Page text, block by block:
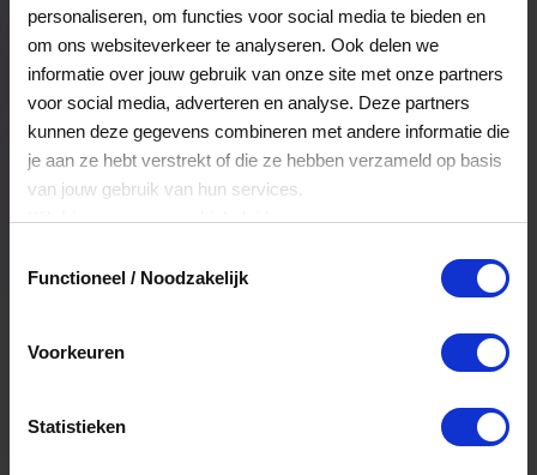
personaliseren, om functies voor social media te bieden en
om ons websiteverkeer te analyseren. Ook delen we
informatie over jouw gebruik van onze site met onze partners
voor social media, adverteren en analyse. Deze partners
kunnen deze gegevens combineren met andere informatie die
je aan ze hebt verstrekt of die ze hebben verzameld op basis
van jouw gebruik van hun services.
Klikhiervoor ons cookiebeleid.
Functioneel / Noodzakelijk
Voorkeuren
Statistieken
VVV Cadeaukaart is dé
Multi Keuze Cadeaukaart